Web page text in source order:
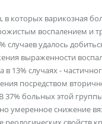
в которых варикозная
воспалением и
случаев удалось
выраженности
в 13% случаях -
посредством
37% больных этой
умеренное снижение